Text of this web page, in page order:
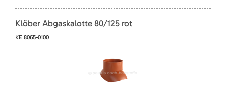
Klöber Abgaskalotte 80/125 rot
KE 8065-0100